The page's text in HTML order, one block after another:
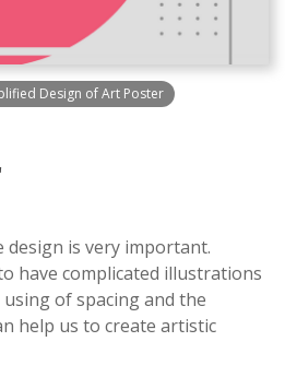
Design of Art Poster
is very important.
have complicated illustrations
of spacing and the
help us to create artistic